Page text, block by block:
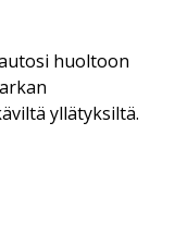
huoltoon
yllätyksiltä.